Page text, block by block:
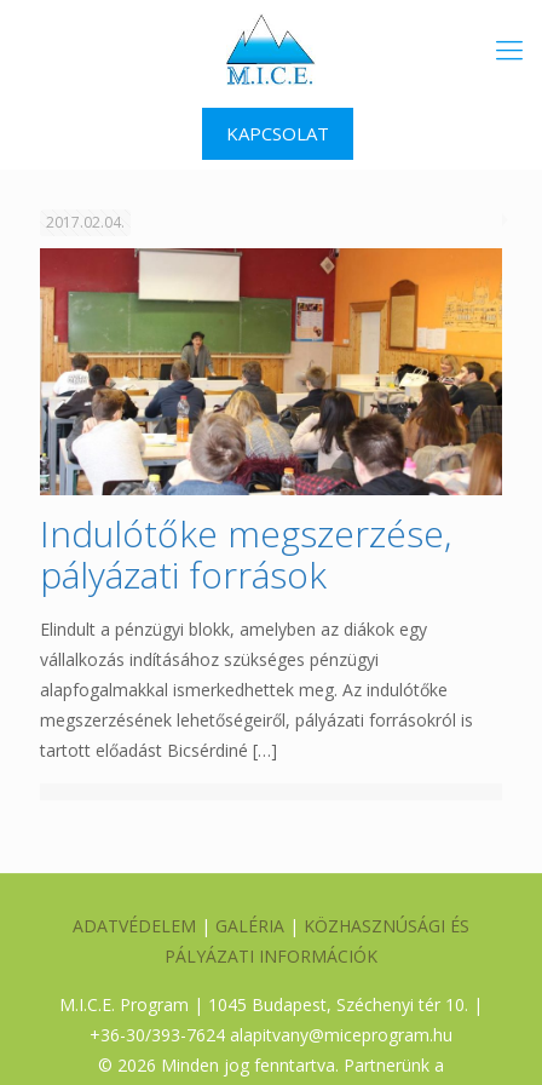
KAPCSOLAT
2017.02.04.
Indulótőke megszerzése,
pályázati források
Elindult a pénzügyi blokk, amelyben az diákok egy
vállalkozás indításához szükséges pénzügyi
alapfogalmakkal ismerkedhettek meg. Az indulótőke
megszerzésének lehetőségeiről, pályázati forrásokról is
tartott előadást Bicsérdiné […]
ADATVÉDELEM | GALÉRIA | KÖZHASZNÚSÁGI ÉS
PÁLYÁZATI INFORMÁCIÓK
M.I.C.E. Program | 1045 Budapest, Széchenyi tér 10. |
+36-30/393-7624 alapitvany@miceprogram.hu
© 2026 Minden jog fenntartva. Partnerünk a